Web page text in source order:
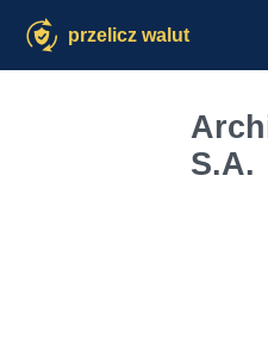
przelicz walut
S.A.